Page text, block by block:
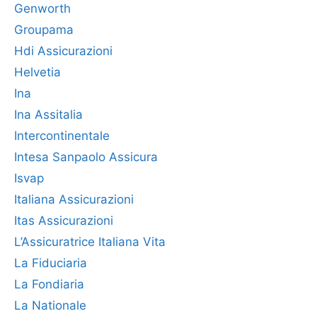
Genworth
Groupama
Hdi Assicurazioni
Helvetia
Ina
Ina Assitalia
Intercontinentale
Intesa Sanpaolo Assicura
Isvap
Italiana Assicurazioni
Itas Assicurazioni
L’Assicuratrice Italiana Vita
La Fiduciaria
La Fondiaria
La Nationale